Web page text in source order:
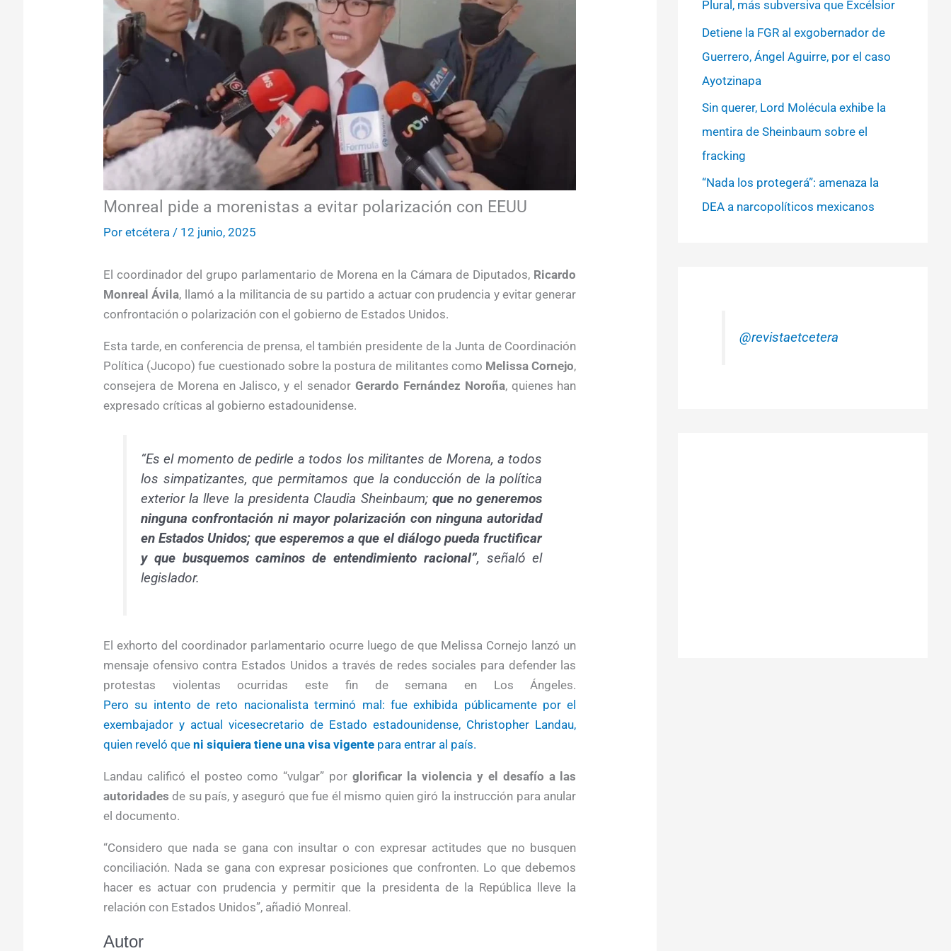
Monreal pide a morenistas a evitar polarización con EEUU
Por etcétera / 12 junio, 2025
El coordinador del grupo parlamentario de Morena en la Cámara de Diputados, Ricardo
Monreal Ávila, llamó a la militancia de su partido a actuar con prudencia y evitar generar
confrontación o polarización con el gobierno de Estados Unidos.
Esta tarde, en conferencia de prensa, el también presidente de la Junta de Coordinación
Política (Jucopo) fue cuestionado sobre la postura de militantes como Melissa Cornejo,
consejera de Morena en Jalisco, y el senador Gerardo Fernández Noroña, quienes han
expresado críticas al gobierno estadounidense.
“Es el momento de pedirle a todos los militantes de Morena, a todos
los simpatizantes, que permitamos que la conducción de la política
exterior la lleve la presidenta Claudia Sheinbaum; que no generemos
ninguna confrontación ni mayor polarización con ninguna autoridad
en Estados Unidos; que esperemos a que el diálogo pueda fructificar
y que busquemos caminos de entendimiento racional”, señaló el
legislador.
El exhorto del coordinador parlamentario ocurre luego de que Melissa Cornejo lanzó un
mensaje ofensivo contra Estados Unidos a través de redes sociales para defender las
protestas violentas ocurridas este fin de semana en Los Ángeles.
Pero su intento de reto nacionalista terminó mal: fue exhibida públicamente por el
exembajador y actual vicesecretario de Estado estadounidense, Christopher Landau,
quien reveló que ni siquiera tiene una visa vigentepara entrar al país.
Landau calificó el posteo como “vulgar” porglorificar la violencia y el desafío a las
autoridades de su país, y aseguró que fue él mismo quien giró la instrucción para anular
el documento.
“Considero que nada se gana con insultar o con expresar actitudes que no busquen
conciliación. Nada se gana con expresar posiciones que confronten. Lo que debemos
hacer es actuar con prudencia y permitir que la presidenta de la República lleve la
relación con Estados Unidos”, añadió Monreal.
Autor
Plural, más subversiva que Excélsior
Detiene la FGR al exgobernador de
Guerrero, Ángel Aguirre, por el caso
Ayotzinapa
Sin querer, Lord Molécula exhibe la
mentira de Sheinbaum sobre el
fracking
“Nada los protegerá”: amenaza la
DEA a narcopolíticos mexicanos
@revistaetcetera